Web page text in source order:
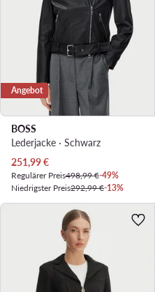
Angebot
BOSS
Lederjacke · Schwarz
Aktueller Preis
251,99€
Regulärer Preis498,99 €-49%
Niedrigster Preis292,99 €-13%